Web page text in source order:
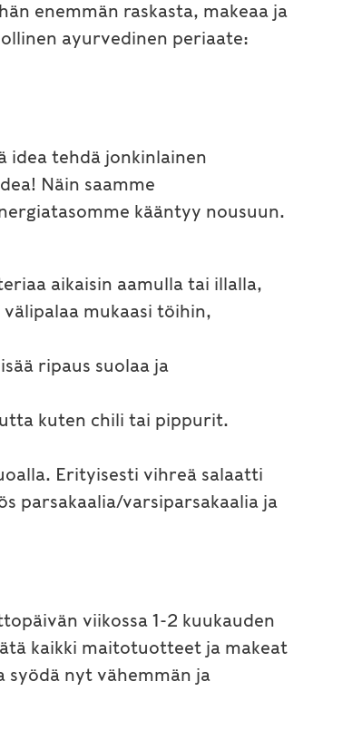
enemmän raskasta, makeaa ja
ayurvedinen periaate:
idea tehdä jonkinlainen
Näin saamme
kääntyy nousuun.
aikaisin aamulla tai illalla,
mukaasi töihin,
ripaus suolaa ja
kuten chili tai pippurit.
Erityisesti vihreä salaatti
parsakaalia/varsiparsakaalia ja
viikossa 1-2 kuukauden
kaikki maitotuotteet ja makeat
syödä nyt vähemmän ja